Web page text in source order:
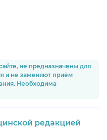
не предназначены для
и не заменяют приём
Необходима
редакцией